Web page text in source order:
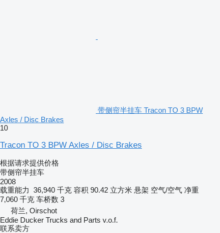
带侧帘半挂车 Tracon TO 3 BPW
Axles / Disc Brakes
10
Tracon TO 3 BPW Axles / Disc Brakes
根据请求提供价格
带侧帘半挂车
2008
载重能力 36,940 千克 容积 90.42 立方米 悬架 空气/空气 净重
7,060 千克 车桥数 3
荷兰, Oirschot
Eddie Ducker Trucks and Parts v.o.f.
联系卖方